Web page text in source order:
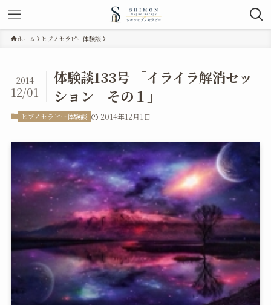
ホーム ヒプノセラピー体験談
体験談133号 「イライラ解消セッ
ション その１」
2014
12/01
ヒプノセラピー体験談 2014年12月1日